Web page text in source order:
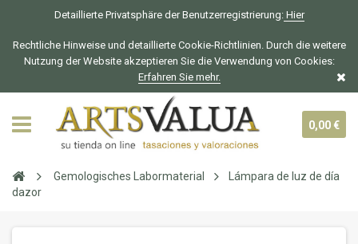
Detaillierte Privatsphäre der Benutzerregistrierung:Hier
Rechtliche Hinweise und detaillierte Cookie-Richtlinien. Durch die weitere
Nutzung der Website akzeptieren Sie die Verwendung von Cookies:
Erfahren Sie mehr.
0,00 €
Gemologisches Labormaterial
Lámpara de luz de día
dazor